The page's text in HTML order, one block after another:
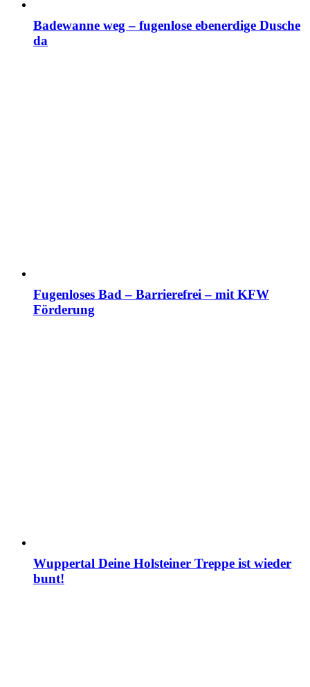
Badewanne weg – fugenlose ebenerdige Dusche
da
Fugenloses Bad – Barrierefrei – mit KFW
Förderung
Wuppertal Deine Holsteiner Treppe ist wieder
bunt!